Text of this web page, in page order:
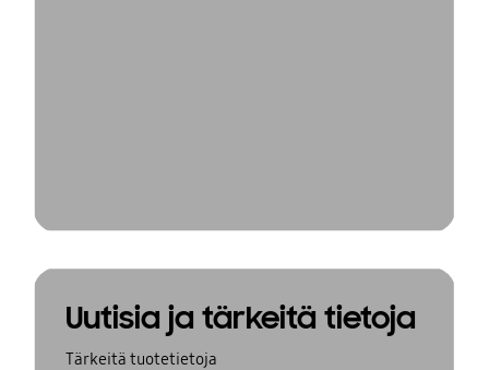
Uutisia ja tärkeitä tietoja
Tärkeitä tuotetietoja